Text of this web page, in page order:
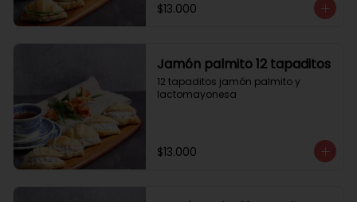
$13.000
Jamón palmito 12 tapaditos
12 tapaditos jamón palmito y
lactomayonesa
$13.000